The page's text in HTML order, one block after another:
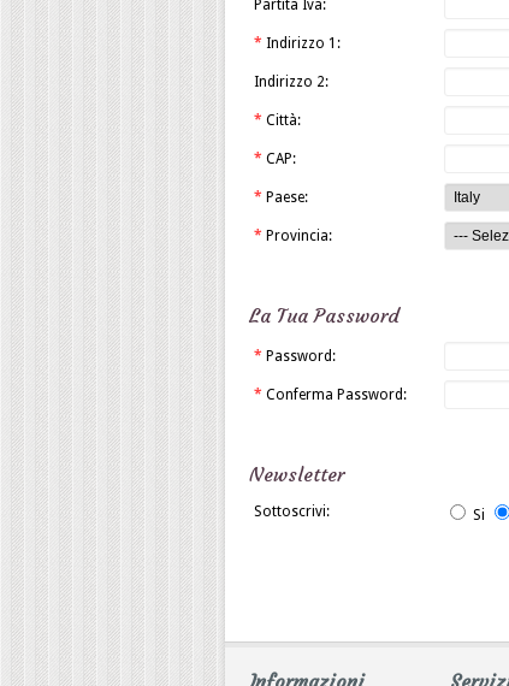
Partita Iva:
* Indirizzo 1:
Indirizzo 2:
* Città:
* CAP:
* Paese:
* Provincia:
La Tua Password
* Password:
* Conferma Password:
Newsletter
Sottoscrivi: Si
Informazioni